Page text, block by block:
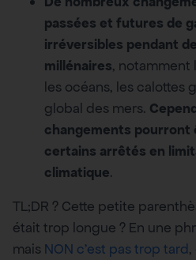
passées et futures de
irréversibles pendant
millénaires, notamment
les océans, les calottes
global des mers.
changements pourront
certains arrêtés en
climatique.
TL;DR ? Cette petite
était trop longue ? En une
mais NON c’est pas trop tard